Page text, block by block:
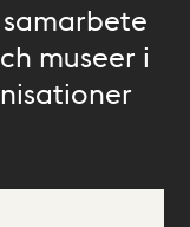
museer i